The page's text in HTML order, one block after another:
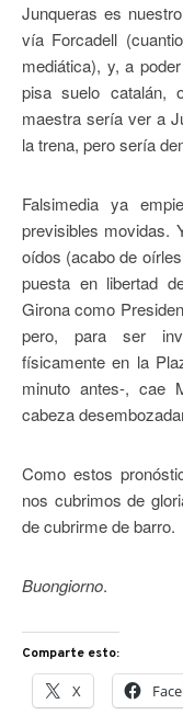
Junqueras es
vía Forcadell
mediática), y, a
pisa suelo catalán,
maestra sería ver a
la trena, pero sería
Falsimedia ya
previsibles movidas.
oídos (acabo de
puesta en libertad
Girona como
pero, para ser
físicamente en la
minuto antes-, cae
cabeza
Como estos
nos cubrimos de
de cubrirme de barro.
Buongiorno.
Comparte esto:
X